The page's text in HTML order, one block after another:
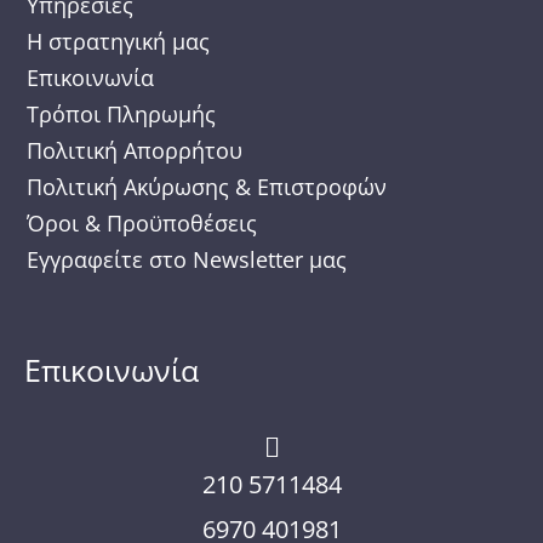
o
k
r
m
Η στρατηγική μας
Επικοινωνία
Τρόποι Πληρωμής
Πολιτική Απορρήτου
Πολιτική Ακύρωσης & Επιστροφών
Όροι & Προϋποθέσεις
Εγγραφείτε στο Newsletter μας
Επικοινωνία
210 5711484
6970 401981